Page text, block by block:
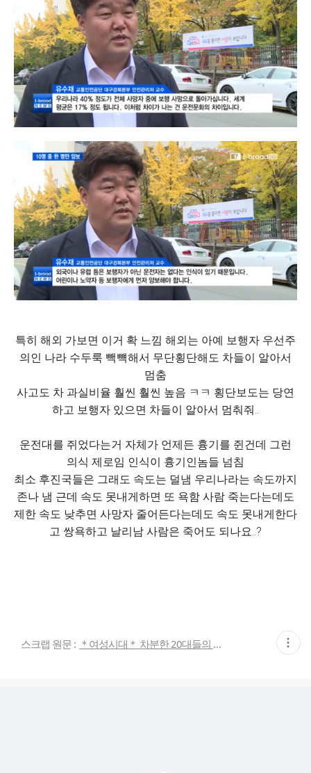
특히 해외 가보면 이거 확 느낌 해외는 아예 보행자 우선주
의인 나라 수두룩 빽뺵해서 무단횡단해도 차들이 알아서
멈춤
사고도 차 과실비율 훨씬 훨씬 높음 ㅋㅋ 횡단보도는 당연
하고 보행자 있으면 차들이 알아서 멈춰줘..
운전대를 쥐었다는거 자체가 언제든 흉기를 쥔건데 그런
의식 제로임 인식이 흉기인놈들 넘침
최소 후진국들은 그래도 속도는 덜냄 우리나라는 속도까지
존나 냄 근데 속도 못내게하면 또 욕함 사람 죽는다는데도
제한 속도 낮추면 사망자 줄어든다는데도 속도 못내게한다
고 쌍욕하고 날리남 사람은 죽어도 되나요..?
스크랩 원문 : ＊여성시대＊ 차분한 20대들의 알흠다운 공간 현
재